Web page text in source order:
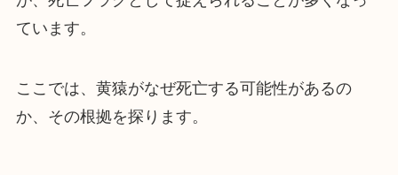
ています。
ここでは、黄猿がなぜ死亡する可能性があるの
か、その根拠を探ります。